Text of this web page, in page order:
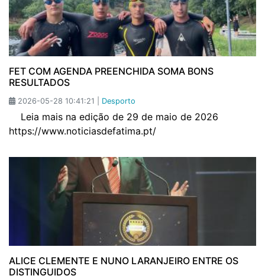
FET COM AGENDA PREENCHIDA SOMA BONS
RESULTADOS
2026-05-28 10:41:21 | Desporto
Leia mais na edição de 29 de maio de 2026
https://www.noticiasdefatima.pt/
ALICE CLEMENTE E NUNO LARANJEIRO ENTRE OS
DISTINGUIDOS